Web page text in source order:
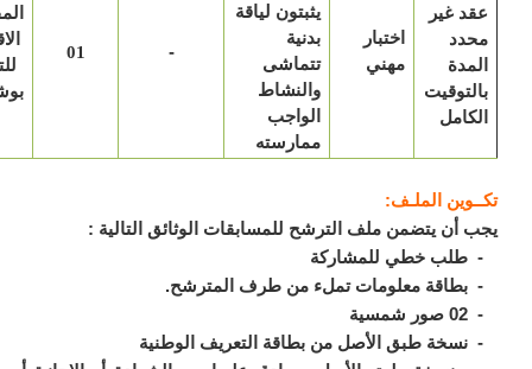
غير
اختبار
مهني
يثبتون لياقة
بدنية
تتماشى
والنشاط
ممارسته
المفتشية
الاقليمية
بوشقوف
الملـف:
أن يتضمن ملف الترشح للمسابقات الوثائق التالية :
خطي للمشاركة
معلومات تملء من طرف المترشح.
طبق الأصل من بطاقة التعريف الوطنية